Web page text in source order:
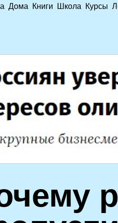
Дома Книги Школа Курсы